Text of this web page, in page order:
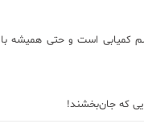
کمیابی است و حتی همیشه با
که جان‌بخشند!